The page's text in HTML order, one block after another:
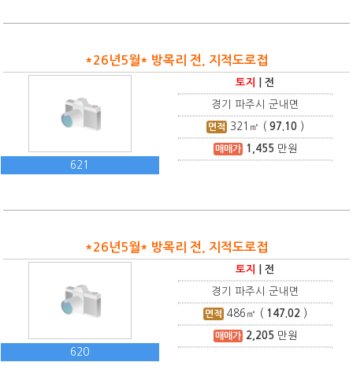
*26년5월* 방목리 전, 지적도로접
621
토지 |전
경기 파주시 군내면
면적 321 ㎡ (97.10 )
매매가 1,455 만원
*26년5월* 방목리 전, 지적도로접
620
토지 |전
경기 파주시 군내면
면적 486 ㎡ ( 147.02 )
매매가 2,205 만원